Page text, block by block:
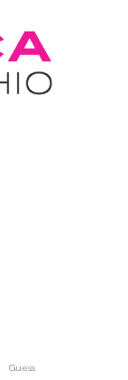
Guess